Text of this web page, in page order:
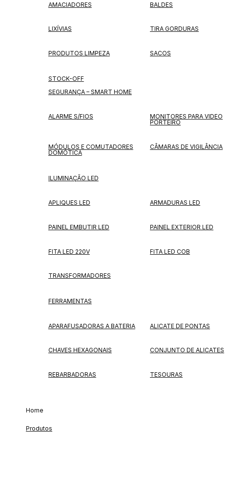
AMACIADORES BALDES
LIXÍVIAS TIRA GORDURAS
PRODUTOS LIMPEZA SACOS
STOCK-OFF
SEGURANÇA – SMART HOME
ALARME S/FIOS
MONITORES PARA VIDEO
PORTEIRO
MÓDULOS E COMUTADORES
DOMÓTICA
CÂMARAS DE VIGILÂNCIA
ILUMINAÇÃO LED
APLIQUES LED ARMADURAS LED
PAINEL EMBUTIR LED PAINEL EXTERIOR LED
FITA LED 220V FITA LED COB
TRANSFORMADORES
FERRAMENTAS
APARAFUSADORAS A BATERIA ALICATE DE PONTAS
CHAVES HEXAGONAIS CONJUNTO DE ALICATES
REBARBADORAS TESOURAS
Home
Produtos